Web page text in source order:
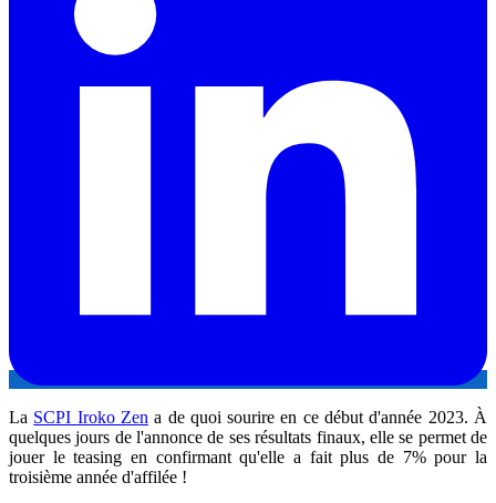
La SCPI Iroko Zen a de quoi sourire en ce début d'année 2023. À
quelques jours de l'annonce de ses résultats finaux, elle se permet de
jouer le teasing en confirmant qu'elle a fait plus de 7% pour la
troisième année d'affilée !